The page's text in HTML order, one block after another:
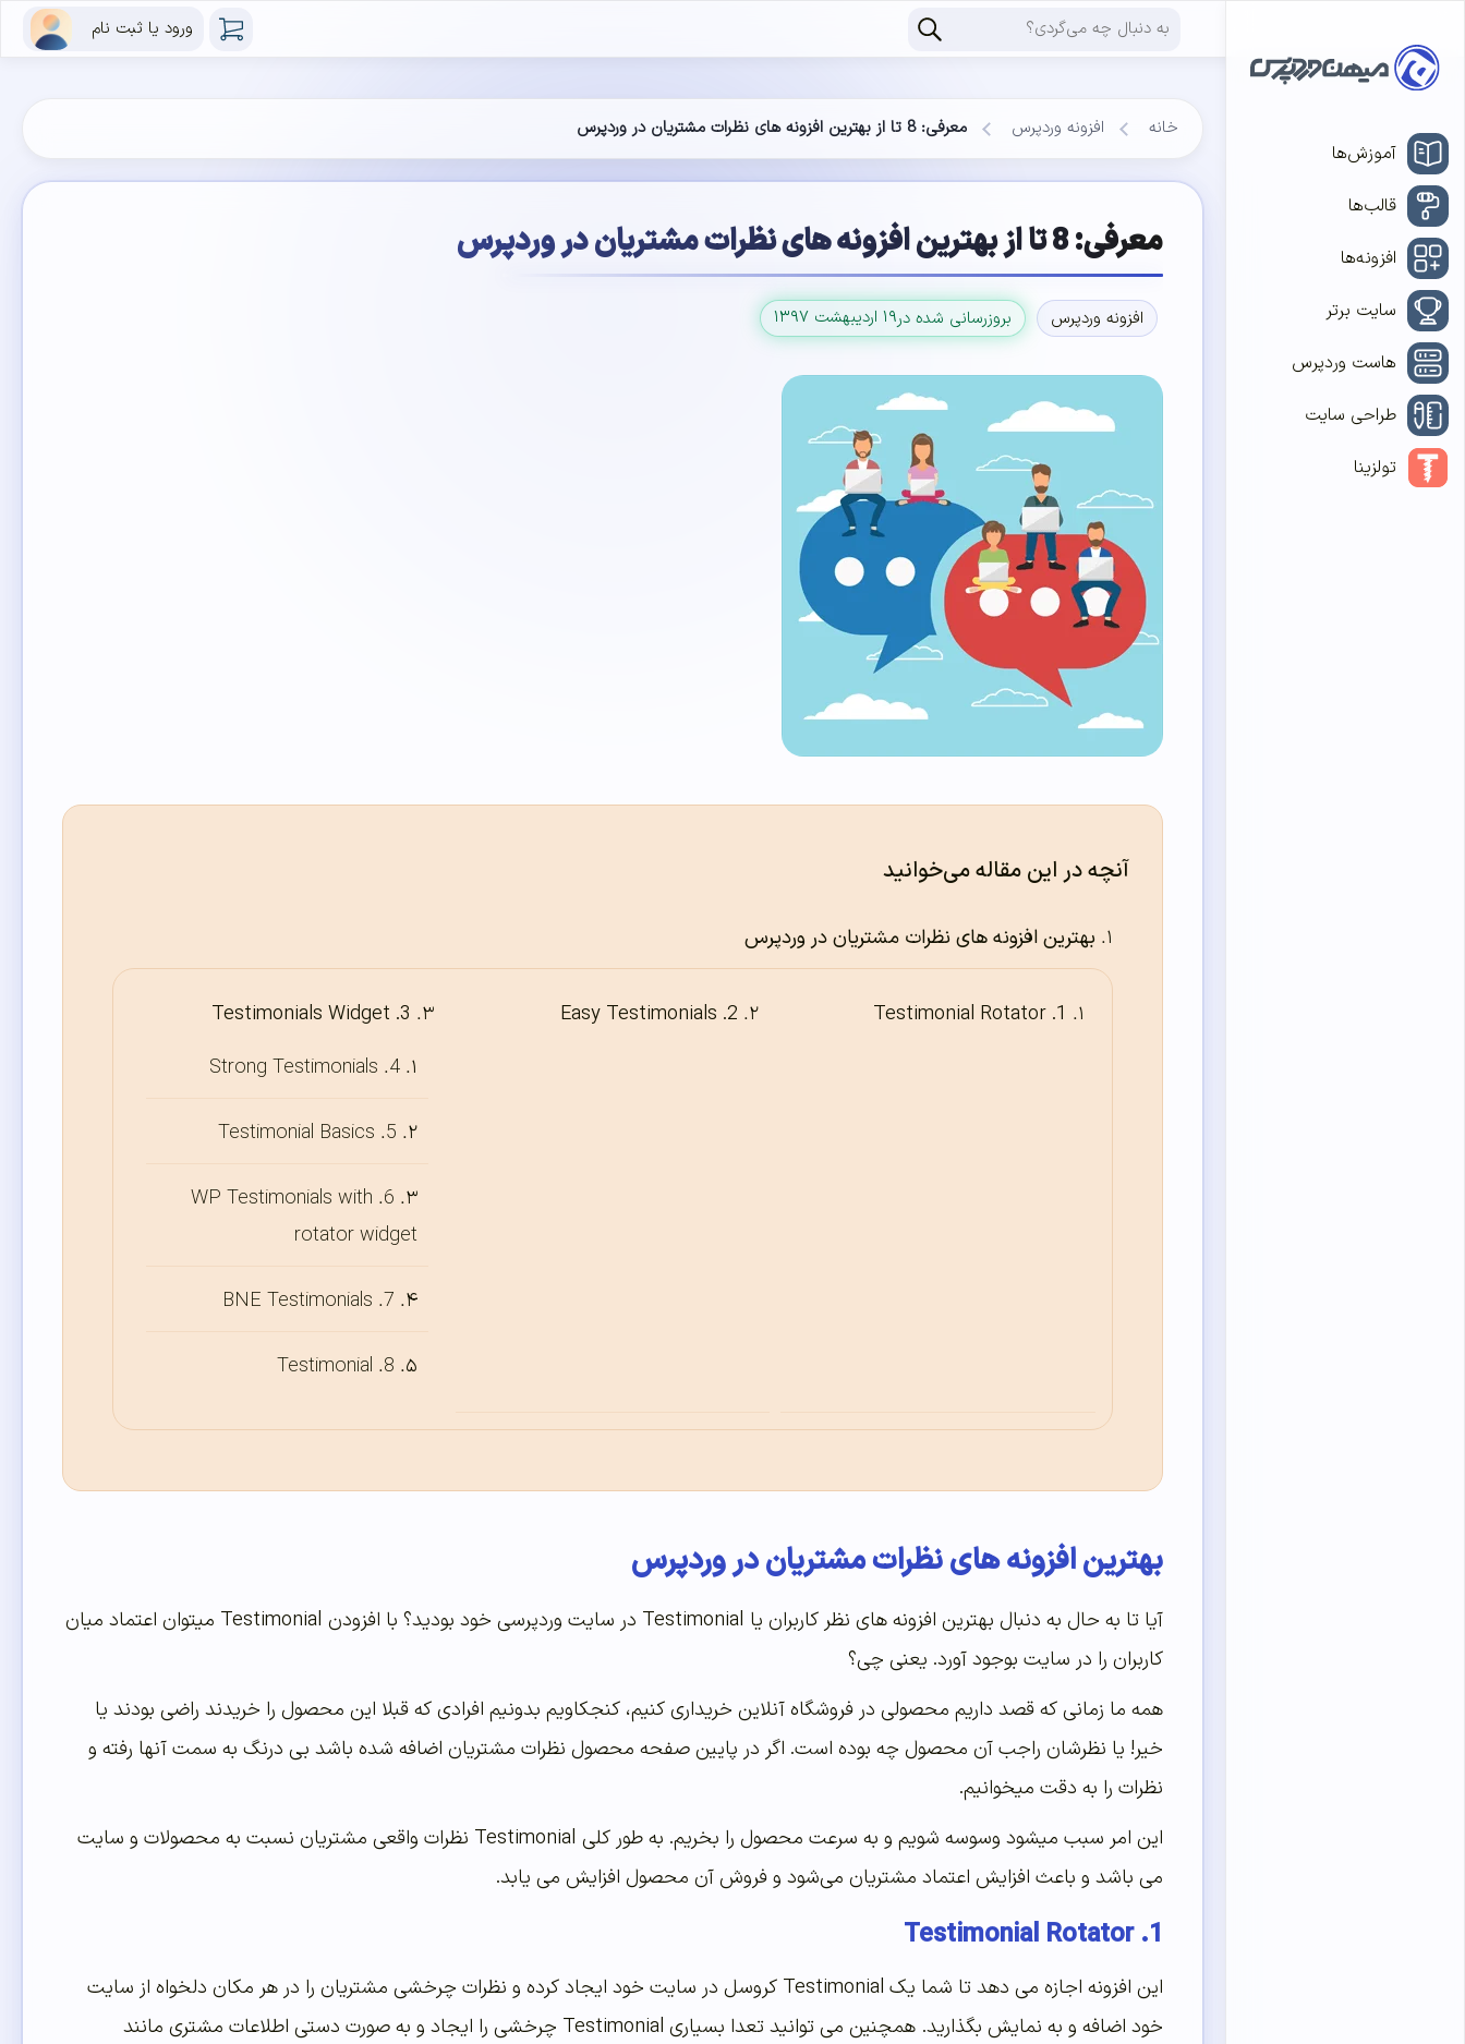
ورود یا ثبت نام
آموزش‌ها
قالب‌ها
افزونه‌ها
سایت برتر
هاست وردپرس
طراحی سایت
تولزینا
خانه افزونه وردپرس معرفی: 8 تا از بهترین افزونه های نظرات مشتریان در وردپرس
معرفی: 8 تا از بهترین افزونه های نظرات مشتریان در وردپرس
افزونه وردپرس بروزرسانی شده در۱۹ اردیبهشت ۱۳۹۷
آنچه در این مقاله می‌خوانید
بهترین افزونه های نظرات مشتریان در وردپرس
1. Testimonial Rotator
2. Easy Testimonials
3. Testimonials Widget
4. Strong Testimonials
5. Testimonial Basics
6. WP Testimonials with
rotator widget
7. BNE Testimonials
8. Testimonial
بهترین افزونه های نظرات مشتریان در وردپرس
آیا تا به حال به دنبال بهترین افزونه های نظر کاربران یا Testimonial در سایت وردپرسی خود بودید؟ با افزودن Testimonial میتوان اعتماد میان
کاربران را در سایت بوجود آورد. یعنی چی؟
همه ما زمانی که قصد داریم محصولی در فروشگاه آنلاین خریداری کنیم، کنجکاویم بدونیم افرادی که قبلا این محصول را خریدند راضی بودند یا
خیر! یا نظرشان راجب آن محصول چه بوده است. اگر در پایین صفحه محصول نظرات مشتریان اضافه شده باشد بی درنگ به سمت آنها رفته و
نظرات را به دقت میخوانیم.
این امر سبب میشود وسوسه شویم و به سرعت محصول را بخریم. به طور کلی Testimonial نظرات واقعی مشتریان نسبت به محصولات و سایت
می باشد و باعث افزایش اعتماد مشتریان می‌شود و فروش آن محصول افزایش می یابد.
1. Testimonial Rotator
این افزونه اجازه می دهد تا شما یک Testimonial کروسل در سایت خود ایجاد کرده و نظرات چرخشی مشتریان را در هر مکان دلخواه از سایت
خود اضافه و به نمایش بگذارید. همچنین می توانید تعدا بسیاری Testimonial چرخشی را ایجاد و به صورت دستی اطلاعات مشتری مانند